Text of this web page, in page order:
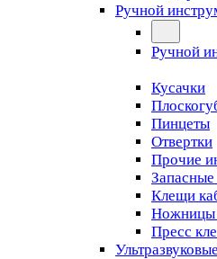
Ручной
Ручной
Кусачки
Пинцеты
Отвертки
Прочие
Запасные
Клещи
Ножницы
Пресс